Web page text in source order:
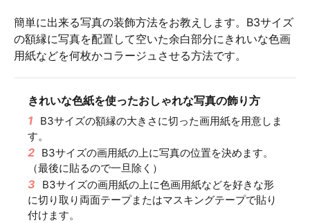
簡単に出来る写真の装飾方法をお教えします。B3サイズ
の額縁に写真を配置して空いた余白部分にきれいな色画
用紙などを何枚かコラージュさせる方法です。
きれいな色紙を使ったおしゃれな写真の飾り方
1
B3サイズの額縁の大きさに切った画用紙を用意しま
す。
2 B3サイズの画用紙の上に写真の位置を決めます。
（最後に貼るので一旦除く）
3
B3サイズの画用紙の上に色画用紙などを好きな形
に切り取り両面テープまたはマスキングテープで貼り
付けます。